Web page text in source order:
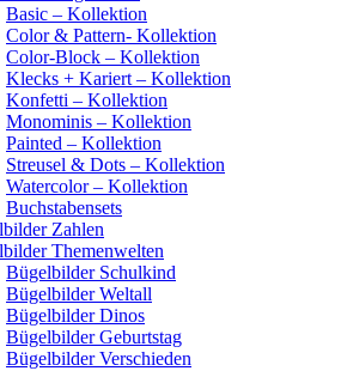
Basic – Kollektion
Color & Pattern- Kollektion
Color-Block – Kollektion
Klecks + Kariert – Kollektion
Konfetti – Kollektion
Monominis – Kollektion
Painted – Kollektion
Streusel & Dots – Kollektion
Watercolor – Kollektion
Buchstabensets
Zahlen
Themenwelten
Bügelbilder Schulkind
Bügelbilder Weltall
Bügelbilder Dinos
Bügelbilder Geburtstag
Bügelbilder Verschieden